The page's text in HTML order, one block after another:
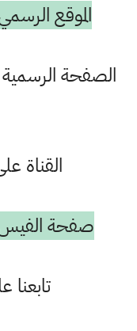
الموقع
الصفحة
القناة
صفحة